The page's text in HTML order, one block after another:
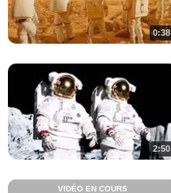
0:38
2:50
VIDÉO EN COURS